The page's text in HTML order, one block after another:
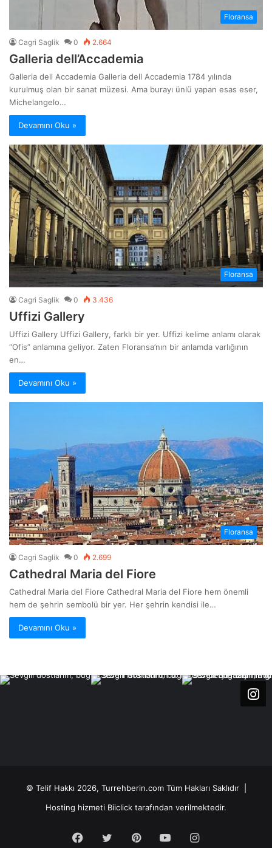
Floransa
Cagri Saglik 0 2.664
Galleria dell’Accademia
Galleria dell Accademia Galleria dell Accademia 1784 yılında
kurulmuş olan bir sanat müzesi. Ama burayı ünlü yapan esas eser,
Michelangelo…
Devamını Oku »
Floransa
Cagri Saglik 0 3.436
Uffizi Gallery
Uffizi Gallery Uffizi Gallery, farklı bir yer. Uffizi kelime anlamı olarak
“Ofis” anlamına geliyor. Zaten Floransa’nın bir anlamda varlığının
en…
Devamını Oku »
Floransa
Cagri Saglik 0 2.699
Cathedral Maria del Fiore
Cathedral Maria del Fiore Cathedral Maria del Fiore hem önemli
hem de şehrin sembolü bir yer. Her şehrin kendisi ile…
Devamını Oku »
© Telif Hakkı 2026, Turrehberin.com Tüm Hakları Saklıdır |
Hosting hizmeti Biiclick tarafından verilmektedir.
Facebook
TwitterPinterestYouTubeInstagram